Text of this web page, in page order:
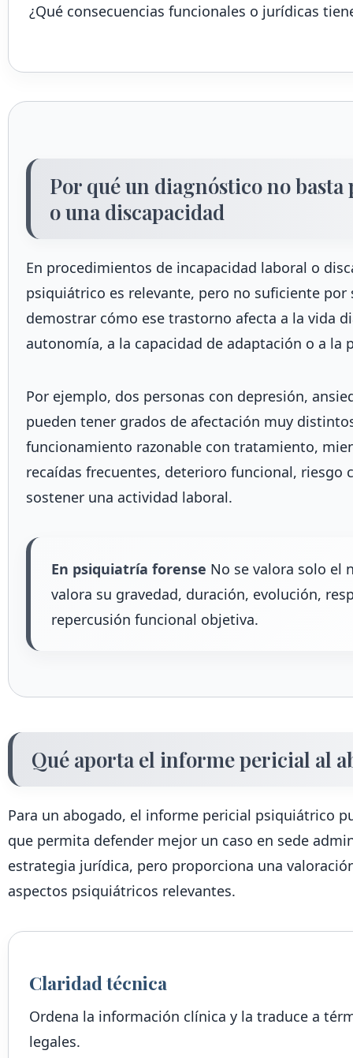
¿Qué consecuencias funcionales o jurídicas
Por qué un diagnóstico no
o una discapacidad
En procedimientos de incapacidad laboral o
psiquiátrico es relevante, pero no suficiente por
demostrar cómo ese trastorno afecta a la vida
autonomía, a la capacidad de adaptación o a la
Por ejemplo, dos personas con depresión,
pueden tener grados de afectación muy
funcionamiento razonable con tratamiento,
recaídas frecuentes, deterioro funcional, riesgo
sostener una actividad laboral.
En psiquiatría forense No se valora solo el
valora su gravedad, duración, evolución,
repercusión funcional objetiva.
Qué aporta el informe pericial al
Para un abogado, el informe pericial psiquiátrico
que permita defender mejor un caso en sede
estrategia jurídica, pero proporciona una
aspectos psiquiátricos relevantes.
Claridad técnica
Ordena la información clínica y la traduce a
legales.